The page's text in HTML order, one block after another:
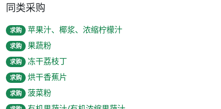
同类采购
求购 苹果汁、椰浆、浓缩柠檬汁
求购 果蔬粉
求购 冻干荔枝丁
求购 烘干香蕉片
求购 菠菜粉